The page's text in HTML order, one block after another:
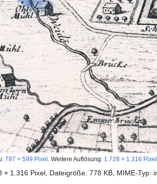
787 × 599 Pixel Weitere Auflösung: 1.728 × 1.316 Pixel
× 1.316 Pixel, Dateigröße: 778 KB, MIME-Typ: